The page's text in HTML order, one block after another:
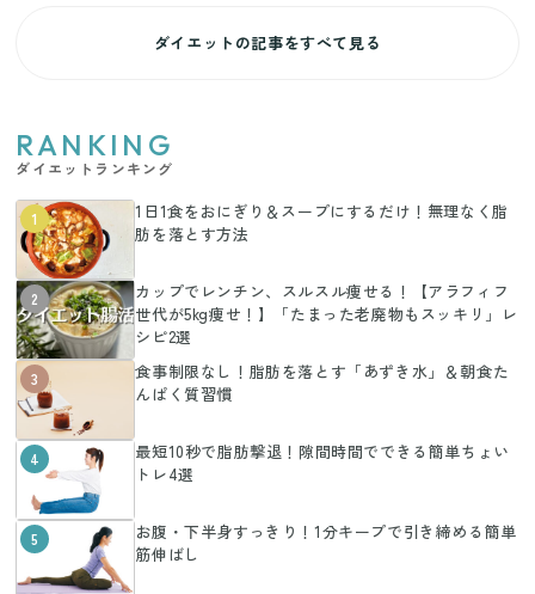
ダイエットの記事をすべて見る
RANKING
ダイエットランキング
1
1日1食をおにぎり＆スープにするだけ！無理なく脂
肪を落とす方法
2
カップでレンチン、スルスル痩せる！【アラフィフ
世代が5kg痩せ！】「たまった老廃物もスッキリ」レ
シピ2選
3
食事制限なし！脂肪を落とす「あずき水」＆朝食た
んぱく質習慣
4
最短10秒で脂肪撃退！隙間時間でできる簡単ちょい
トレ4選
5
お腹・下半身すっきり！1分キープで引き締める簡単
筋伸ばし